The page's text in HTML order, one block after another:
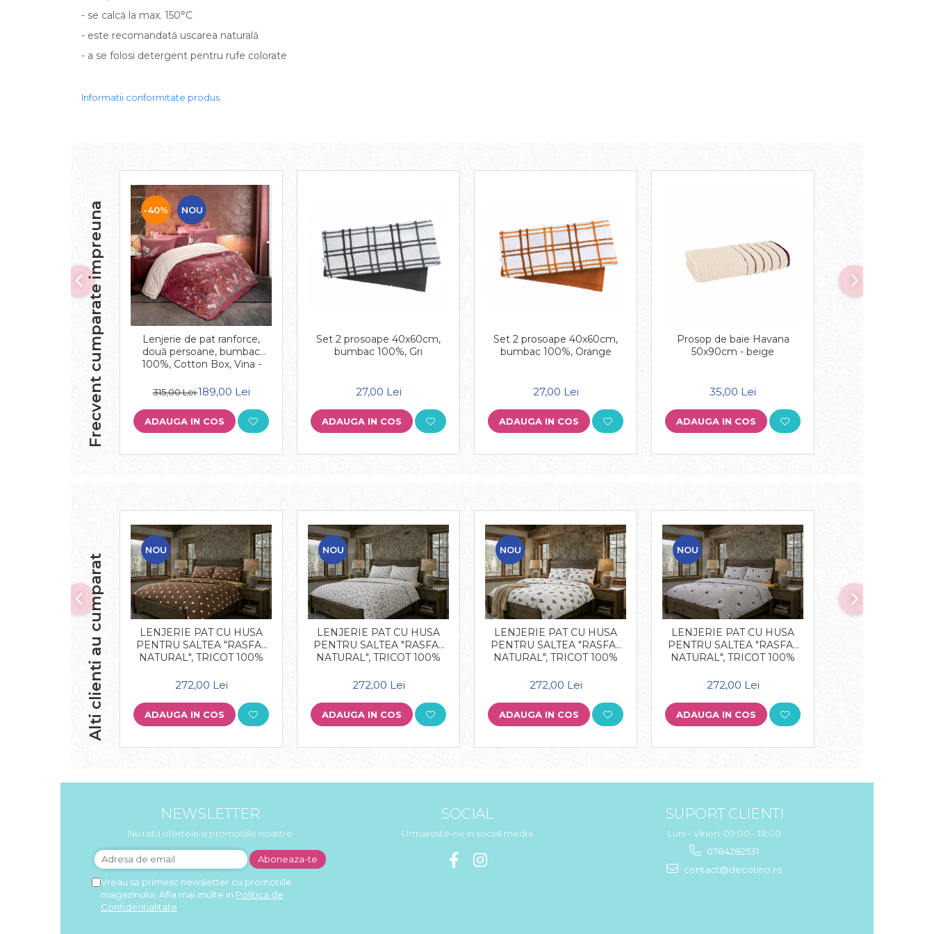
- se calcă la max. 150°C
- este recomandată uscarea naturală
- a se folosi detergent pentru rufe colorate
Informatii conformitate produs
Frecvent cumparate impreuna -40% NOU
Lenjerie de pat ranforce,
două persoane, bumbac
100%, Cotton Box, Vina -
315,00 Lei189,00 Lei
ADAUGA IN COS
Set 2 prosoape 40x60cm,
bumbac 100%, Gri
27,00 Lei
ADAUGA IN COS
Set 2 prosoape 40x60cm,
bumbac 100%, Orange
27,00 Lei
ADAUGA IN COS
Prosop de baie Havana
50x90cm - beige
35,00 Lei
ADAUGA IN COS
Alti clienti au cumparat
NOU
LENJERIE PAT CU HUSA
PENTRU SALTEA "RASFAT
NATURAL", TRICOT 100%
272,00 Lei
ADAUGA IN COS
NOU
LENJERIE PAT CU HUSA
PENTRU SALTEA "RASFAT
NATURAL", TRICOT 100%
272,00 Lei
ADAUGA IN COS
NOU
LENJERIE PAT CU HUSA
PENTRU SALTEA "RASFAT
NATURAL", TRICOT 100%
272,00 Lei
ADAUGA IN COS
NOU
LENJERIE PAT CU HUSA
PENTRU SALTEA "RASFAT
NATURAL", TRICOT 100%
272,00 Lei
ADAUGA IN COS
NOU
NEWSLETTER
Nu rata ofertele si promotiile noastre
Vreau sa primesc newsletter cu promotiile
magazinului. Afla mai multe in Politica de
Confidentialitate
SOCIAL
Urmareste-ne in social media
SUPORT CLIENTI
Luni - Vineri: 09:00 - 18:00
0784282531
contact@decotino.ro